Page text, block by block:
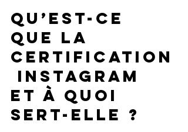
Qu’est-ce
que la
certification
Instagram
et à quoi
sert-elle ?